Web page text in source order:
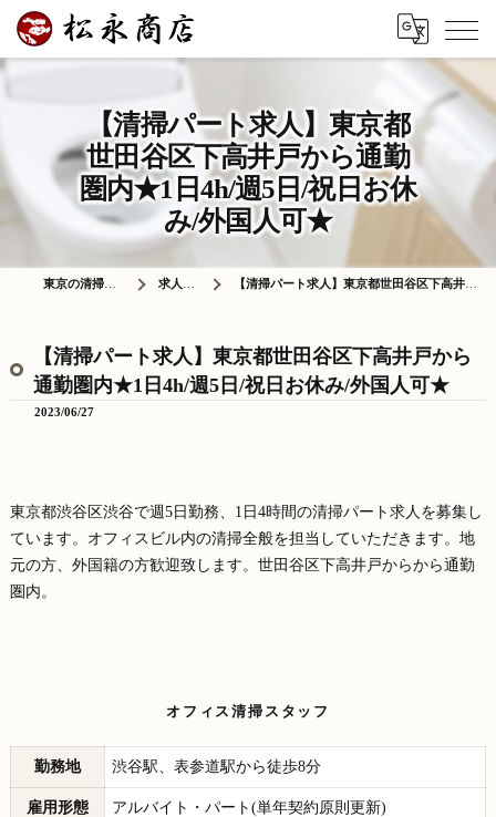
【清掃パート求人】東京都
世田谷区下高井戸から通勤
圏内★1日4h/週5日/祝日お休
み/外国人可★
東京の清掃は株式会社松永商店 求人情報ブログ 【清掃パート求人】東京都世田谷区下高井戸から通勤圏内★1日4h/週5日/祝日お休み/外国人可★
【清掃パート求人】東京都世田谷区下高井戸から
通勤圏内★1日4h/週5日/祝日お休み/外国人可★
2023/06/27
東京都渋谷区渋谷で週5日勤務、1日4時間の清掃パート求人を募集し
ています。オフィスビル内の清掃全般を担当していただきます。地
元の方、外国籍の方歓迎致します。世田谷区下高井戸からから通勤
圏内。
オフィス清掃スタッフ
勤務地 渋谷駅、表参道駅から徒歩8分
雇用形態 アルバイト・パート(単年契約原則更新)